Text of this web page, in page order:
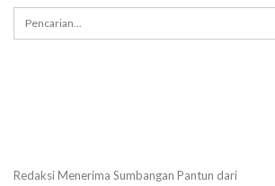
Redaksi Menerima Sumbangan Pantun dari